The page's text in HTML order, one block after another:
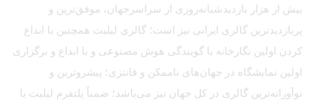
بیش از هزار بازدیدشبانه‌روزی از سراسرجهان، موفق‌ترین و
پربازدیدترین گالری ایرانی نیز است؛ گالری لیلیت همچنین با ابداع
کردن اولین نگارخانه با گویندگی هوش مصنوعی و با ابداع و برگزاری
اولین نمایشگاه در جهان‌های ناممکن و فانتزی؛ پیشروترین و
نوآورانه‌ترین گالری در کل جهان نیز می‌باشد؛ ضمناً پلتفرم لیلیت با